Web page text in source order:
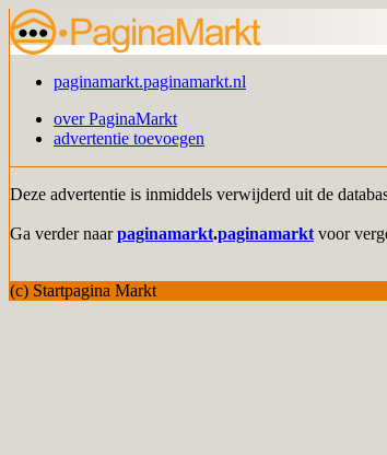
paginamarkt.paginamarkt.nl
over PaginaMarkt
advertentie toevoegen
Deze advertentie is inmiddels verwijderd uit de
Ga verder naarpaginamarkt.paginamarkt voor
(c) Startpagina Markt